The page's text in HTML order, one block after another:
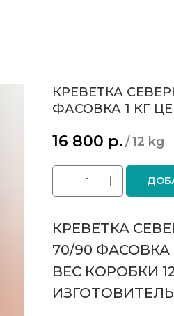
КРЕВЕТКА
ФАСОВКА 1 КГ
16 800 р./12 kg
КРЕВЕТКА
70/90 ФАСОВКА
ВЕС КОРОБКИ